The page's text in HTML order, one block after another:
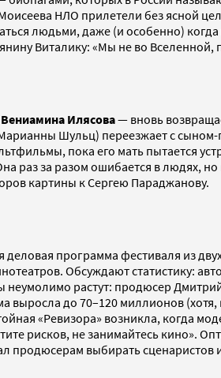
НЛО прилетели без ясной
людьми, даже (и особенно)
Виталику: «Мы не во
Вениамина Илясова— вновь
Шульц) переезжает с
пока его мать пытается
раз за разом ошибается в людях,
картины к Сергею Параджанову.
программа фестиваля из
Обсуждают статистику:
растут: продюсер
выросла до 70–120 миллионов
«Ревизора» возникла, когда
рисков, не занимайтесь
продюсерам выбирать